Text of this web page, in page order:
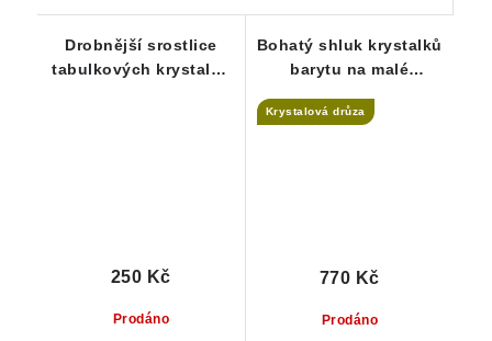
Drobnější srostlice
tabulkových krystalků
Prodáno
250 Kč
Bohatý shluk krystalků
barytu na malé
Krystalová drůza
Prodáno
770 Kč